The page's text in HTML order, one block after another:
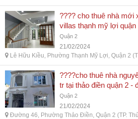
???? cho thuê nhà mới
villas thạnh mỹ lợi
thạnh mỹ lợi, quận 2
Quận 2
21/02/2024
Lê Hữu Kiều, Phường Thạnh Mỹ Lợi, Quận 2
????cho thuê nhà
tr tại thảo điền quận 2
điền, quận 2 (tp. thủ
Quận 2
21/02/2024
Đường 46, Phường Thảo Điền, Quận 2 (TP.